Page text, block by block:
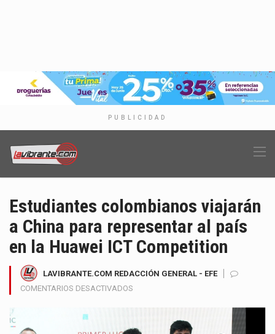
PUBLICIDAD
Estudiantes colombianos viajarán
a China para representar al país
en la Huawei ICT Competition
LAVIBRANTE.COM REDACCIÓN GENERAL - EFE
COMENTARIOS DESACTIVADOS
VIAJARÁN